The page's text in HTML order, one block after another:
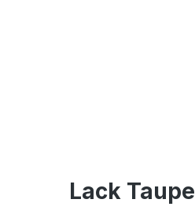
Lack Taupe